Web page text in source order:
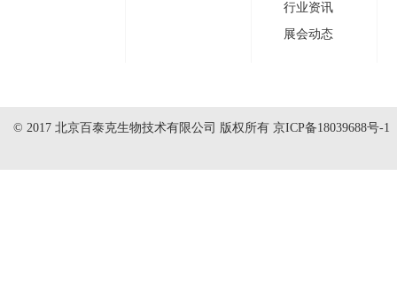
行业资讯
展会动态
© 2017 北京百泰克生物技术有限公司 版权所有 京ICP备18039688号-1